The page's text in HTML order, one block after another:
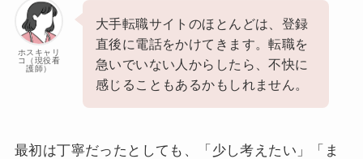
ホスキャリ
コ（現役看
護師）
大手転職サイトのほとんどは、登録
直後に電話をかけてきます。転職を
急いでいない人からしたら、不快に
感じることもあるかもしれません。
最初は丁寧だったとしても、「少し考えたい」「ま